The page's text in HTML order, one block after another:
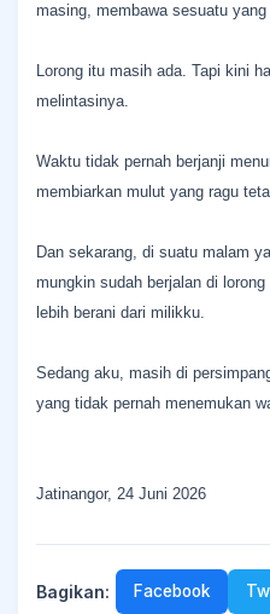
masing, membawa sesuatu
Lorong itu masih ada. Tapi kini
melintasinya.
Waktu tidak pernah berjanji
membiarkan mulut yang ragu
Dan sekarang, di suatu malam
mungkin sudah berjalan di
lebih berani dari milikku.
Sedang aku, masih di
yang tidak pernah menemukan
Jatinangor, 24 Juni 2026
Bagikan: Facebook